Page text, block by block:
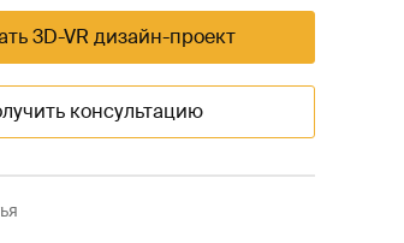
3D-VR дизайн-проект
консультацию